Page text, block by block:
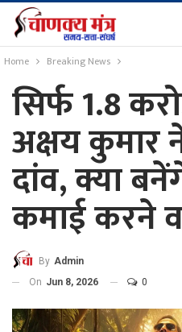
Home Breaking News
सिर्फ 1.8
अक्षय कुमार
दांव, क्या
कमाई करने
By Admin
On Jun 8, 2026 0